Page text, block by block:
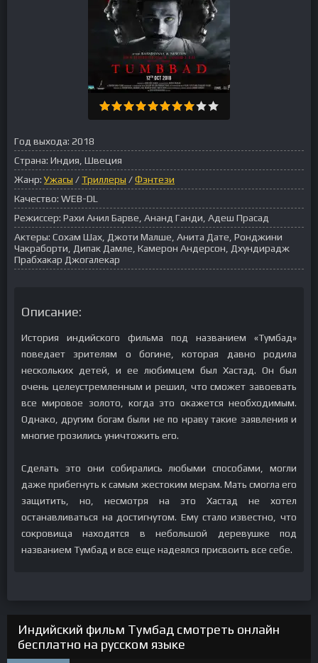
Год выхода: 2018
Страна: Индия, Швеция
Жанр: Ужасы /Триллеры /Фэнтези
Качество: WEB-DL
Режиссер: Рахи Анил Барве, Ананд Ганди, Адеш Прасад
Актеры: Сохам Шах, Джоти Малше, Анита Дате, Ронджини
Чакраборти, Дипак Дамле, Камерон Андерсон, Дхундирадж
Прабхакар Джогалекар
Описание:
История индийского фильма под названием «Тумбад»
поведает зрителям о богине, которая давно родила
нескольких детей, и ее любимцем был Хастад. Он был
очень целеустремленным и решил, что сможет завоевать
все мировое золото, когда это окажется необходимым.
Однако, другим богам были не по нраву такие заявления и
многие грозились уничтожить его.
Сделать это они собирались любыми способами, могли
даже прибегнуть к самым жестоким мерам. Мать смогла его
защитить, но, несмотря на это Хастад не хотел
останавливаться на достигнутом. Ему стало известно, что
сокровища находятся в небольшой деревушке под
названием Тумбад и все еще надеялся присвоить все себе.
Индийский фильм Тумбад смотреть онлайн
бесплатно на русском языке